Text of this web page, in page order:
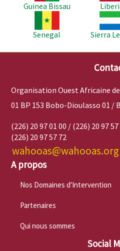
Guinea Bissau
Senegal
Image
Sierra
Organisation Ouest Africaine
01 BP 153 Bobo-Dioulasso 01 /
(226) 20 97 01 00 / (226) 20 97 57
(226) 20 97 57 72
wahooas@wahooas.org
A propos
Nos Domaines d'Intervention
Partenaires
Qui nous sommes
Social